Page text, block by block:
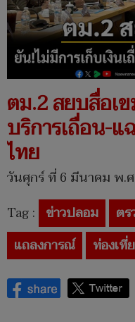
ตม.2 สยบสื่อเ
บริการเถื่อน-
ไทย
วันศุกร์ ที่ 6 มีนาคม พ.ศ
Tag : ข่าวปลอม ตร
แถลงการณ์
ท่องเที่